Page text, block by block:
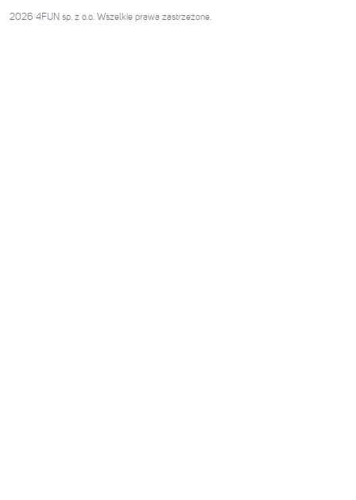
2026 4FUN sp. z o.o. Wszelkie prawa zastrzeżone.